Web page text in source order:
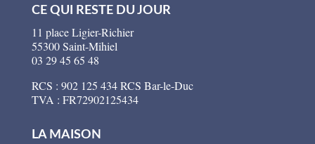
CE QUI RESTE DU JOUR
11 place Ligier-Richier
55300 Saint-Mihiel
03 29 45 65 48
RCS : 902 125 434 RCS Bar-le-Duc
TVA : FR72902125434
LA MAISON